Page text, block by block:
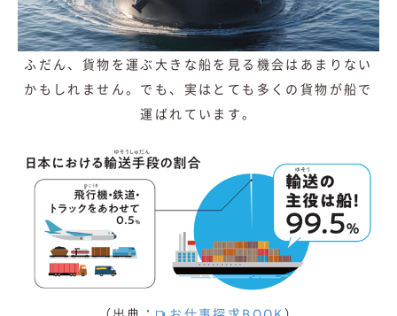
ふだん、貨物を運ぶ大きな船を見る機会はあまりない
かもしれません。でも、実はとても多くの貨物が船で
運ばれています。